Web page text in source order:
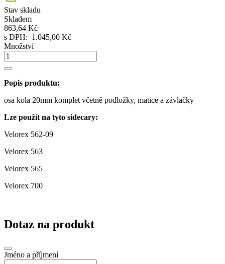
Stav skladu
Skladem
863,64 Kč
s DPH: 1.045,00 Kč
Množství
Popis produktu:
osa kola 20mm komplet včetně podložky, matice a závlačky
Lze použít na tyto sidecary:
Velorex 562-09
Velorex 563
Velorex 565
Velorex 700
Dotaz na produkt
Jméno a příjmení